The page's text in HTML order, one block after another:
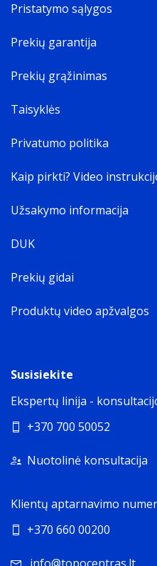
Pristatymo sąlygos
Prekių garantija
Prekių grąžinimas
Taisyklės
Privatumo politika
Kaip pirkti? Video
Užsakymo informacija
DUK
Prekių gidai
Produktų video apžvalgos
Susisiekite
Ekspertų linija -
+370 700 50052
Nuotolinė konsultacija
Klientų aptarnavimo
+370 660 00200